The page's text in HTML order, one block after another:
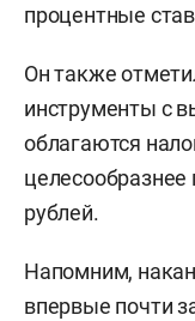
процентные
Он также
инструменты с
облагаются
рублей.
Напомним,
впервые почти